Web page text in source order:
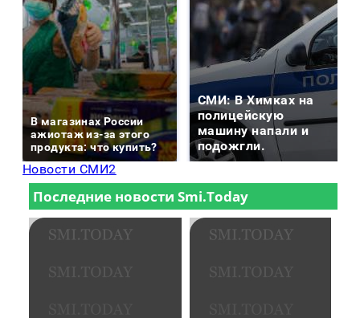
В магазинах России
ажиотаж из-за этого
продукта: что купить?
СМИ: В Химках на
полицейскую
машину напали и
подожгли.
Новости СМИ2